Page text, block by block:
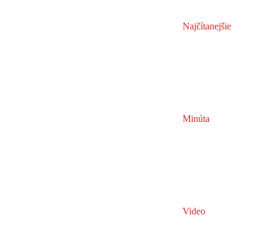
Najčítanejšie
Minúta
Video